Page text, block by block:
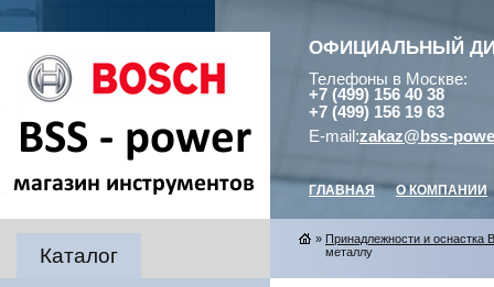
ОФИЦИАЛЬНЫЙ
Телефоны в Москве:
+7 (499) 156 40 38
+7 (499) 156 19 63
E-mail:zakaz@bss-
ГЛАВНАЯ О КОМПАНИИ
Каталог
» Принадлежности и оснастка
металлу